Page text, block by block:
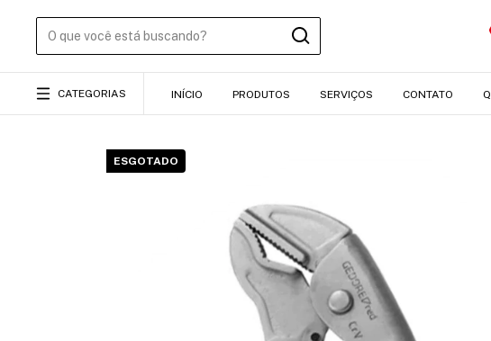
CATEGORIAS INÍCIO PRODUTOS SERVIÇOS CONTATO
ESGOTADO